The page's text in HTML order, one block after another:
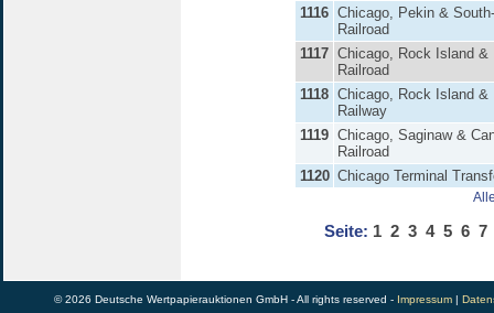
1116 Chicago, Pekin &
Railroad
1117 Chicago, Rock Island &
Railroad
1118 Chicago, Rock Island &
Railway
1119 Chicago, Saginaw &
Railroad
1120 Chicago Terminal
Seite: 1 2 3 4 5 6 7
© 2026 Deutsche Wertpapierauktionen GmbH - All rights reserved - Impressum|